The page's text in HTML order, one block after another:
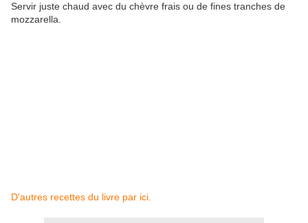
Servir juste chaud avec du chèvre frais ou de fines tranches de
mozzarella.
D'autres recettes du livre par ici.